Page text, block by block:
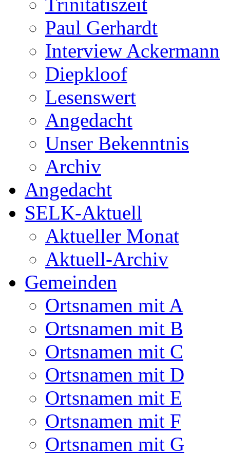
Paul Gerhardt
Interview Ackermann
Diepkloof
Lesenswert
Angedacht
Unser Bekenntnis
Archiv
Angedacht
SELK-Aktuell
Aktueller Monat
Aktuell-Archiv
Gemeinden
Ortsnamen mit A
Ortsnamen mit B
Ortsnamen mit C
Ortsnamen mit D
Ortsnamen mit E
Ortsnamen mit F
Ortsnamen mit G